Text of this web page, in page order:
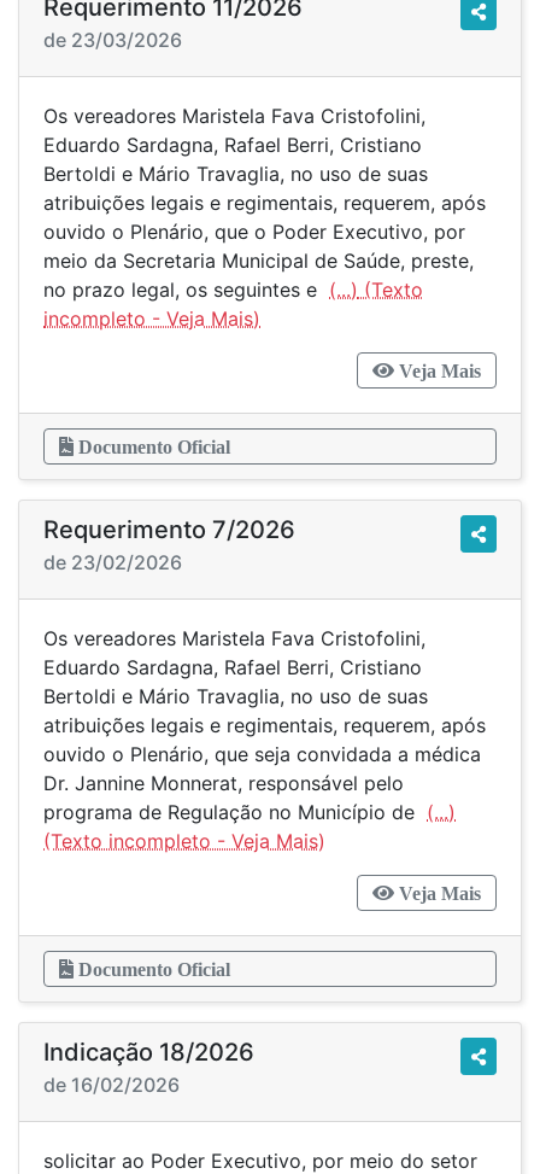
Requerimento 11/2026
de 23/03/2026
Os vereadores Maristela Fava Cristofolini,
Eduardo Sardagna, Rafael Berri, Cristiano
Bertoldi e Mário Travaglia, no uso de suas
atribuições legais e regimentais, requerem, após
ouvido o Plenário, que o Poder Executivo, por
meio da Secretaria Municipal de Saúde, preste,
no prazo legal, os seguintes e (...)
Veja Mais
Documento Oficial
Requerimento 7/2026
de 23/02/2026
Os vereadores Maristela Fava Cristofolini,
Eduardo Sardagna, Rafael Berri, Cristiano
Bertoldi e Mário Travaglia, no uso de suas
atribuições legais e regimentais, requerem, após
ouvido o Plenário, que seja convidada a médica
Dr. Jannine Monnerat, responsável pelo
programa de Regulação no Município de (...)
Veja Mais
Documento Oficial
Indicação 18/2026
de 16/02/2026
solicitar ao Poder Executivo, por meio do setor